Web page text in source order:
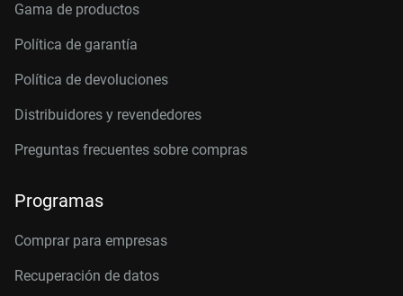
Gama de productos
Política de garantía
Política de devoluciones
Distribuidores y revendedores
Preguntas frecuentes sobre compras
Programas
Comprar para empresas
Recuperación de datos